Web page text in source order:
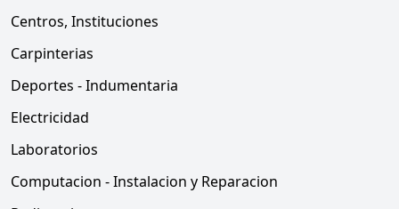
Centros, Instituciones
Carpinterias
Deportes - Indumentaria
Electricidad
Laboratorios
Computacion - Instalacion y Reparacion